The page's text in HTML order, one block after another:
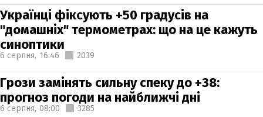
Українці фіксують +50 градусів на
"домашніх" термометрах: що на це кажуть
синоптики
6 серпня, 16:46 2039
Грози замінять сильну спеку до +38:
прогноз погоди на найближчі дні
6 серпня, 08:00 3285